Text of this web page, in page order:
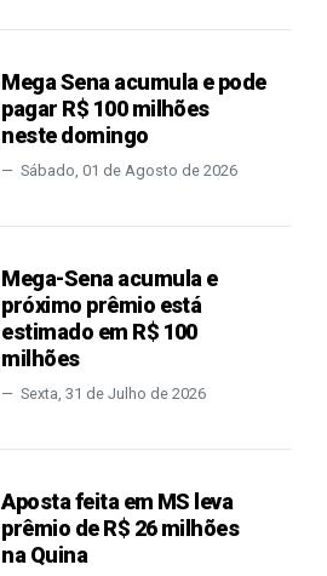
Mega Sena acumula e pode
pagar R$ 100 milhões
neste domingo
Sábado, 01 de Agosto de 2026
Mega-Sena acumula e
próximo prêmio está
estimado em R$ 100
milhões
Sexta, 31 de Julho de 2026
Aposta feita em MS leva
prêmio de R$ 26 milhões
na Quina